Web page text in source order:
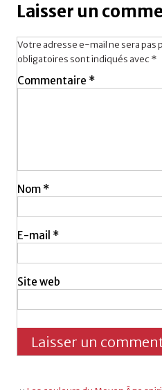
Laisser un
Votre adresse e-mail ne sera pas
obligatoires sont indiqués avec *
Commentaire *
Nom *
E-mail *
Site web